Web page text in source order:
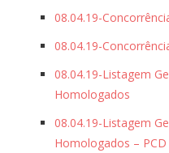
08.04.19-
08.04.19-
08.04.19-Listagem
Homologados
08.04.19-Listagem
Homologados –